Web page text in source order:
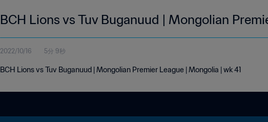
BCH Lions vs Tuv Buganuud | Mongolian
2022/10/16 5分 9秒
BCH Lions vs Tuv Buganuud | Mongolian Premier League | Mongolia | wk 41